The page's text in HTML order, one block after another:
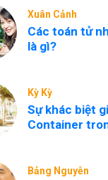
Xuân Cảnh
Các toán tử
là gì?
Kỳ Kỳ
Sự khác biệt
Container
Bảng Nguyễn